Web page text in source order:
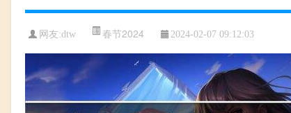
网友:dtw 春节2024 2024-02-07 09:12:03